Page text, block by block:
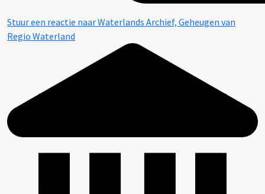
Stuur een reactie naar Waterlands Archief, Geheugen van
Regio Waterland